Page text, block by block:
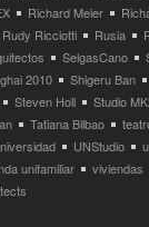
Richard Meier
Rudy Ricciotti Rusia
SelgasCano
2010
Shigeru Ban
Steven Holl
Studio
Tatiana Bilbao
UNStudio
unifamiliar
viviendas